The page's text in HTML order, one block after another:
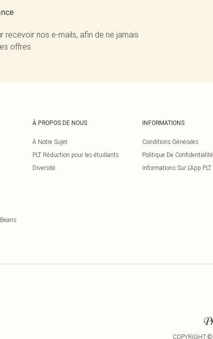
recevoir nos e-mails, afin de ne jamais
offres.
À PROPOS DE NOUS
À Notre Sujet
PLT Réduction pour les étudiants
Diversité
INFORMATIONS
Conditions Générales
Politique De Confidentialité
Informations Sur L’App PLT
COPYRIGHT ©